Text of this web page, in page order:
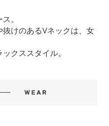
。
けのあるVネックは、女
クススタイル。